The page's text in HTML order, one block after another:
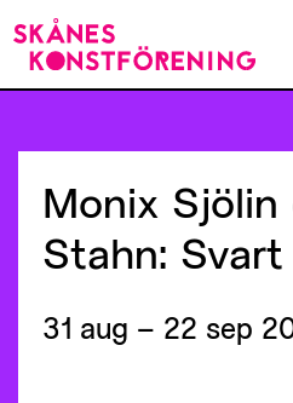
Monix Sjölin
Stahn: Svart
31 aug – 22 sep